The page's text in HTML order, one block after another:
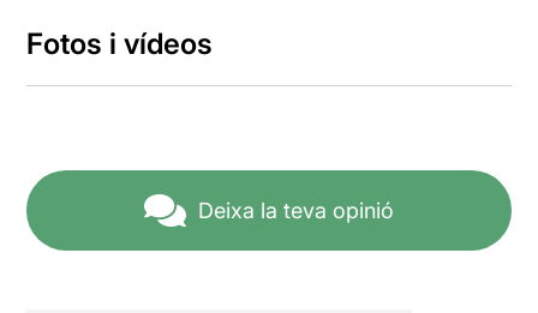
Fotos i vídeos
Deixa la teva opinió